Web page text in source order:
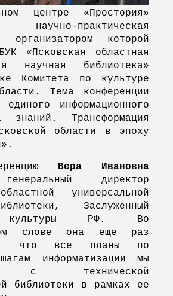
центре «Простория»
научно-практическая
организатором которой
«Псковская областная
научная библиотека»
Комитета по культуре
Тема конференции
информационного
знаний. Трансформация
области в эпоху
Вера Ивановна
директор
универсальной
Заслуженный
культуры РФ. Во
слове она еще раз
что все планы по
информатизации мы
с технической
библиотеки в рамках ее